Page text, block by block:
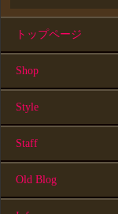
トップページ
Shop
Style
Staff
Old Blog